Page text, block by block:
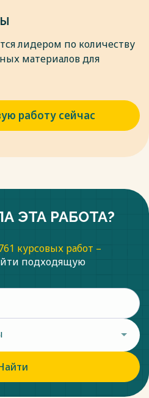
лидером по количеству
материалов для
работу сейчас
ЭТА РАБОТА?
курсовых работ –
подходящую